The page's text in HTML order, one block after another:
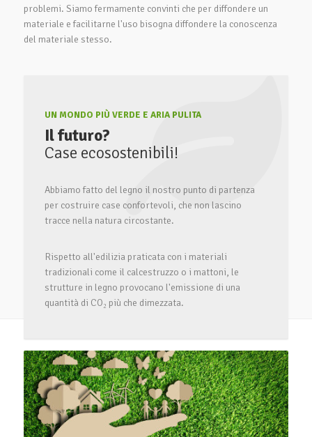
problemi. Siamo fermamente convinti che per diffondere un
materiale e facilitarne l'uso bisogna diffondere la conoscenza
del materiale stesso.
UN MONDO PIÙ VERDE E ARIA PULITA
Il futuro?
Case ecosostenibili!
Abbiamo fatto del legno il nostro punto di partenza
per costruire case confortevoli, che non lascino
tracce nella natura circostante.
Rispetto all'edilizia praticata con i materiali
tradizionali come il calcestruzzo o i mattoni, le
strutture in legno provocano l'emissione di una
quantità di CO₂ più che dimezzata.